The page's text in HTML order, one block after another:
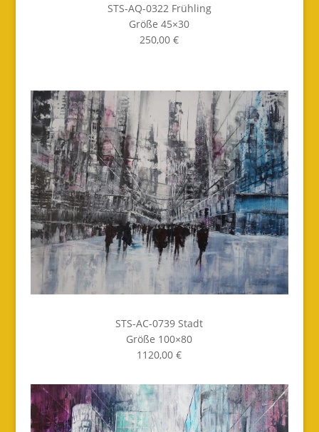
STS-AQ-0322 Frühling
Größe 45×30
250,00 €
STS-AC-0739 Stadt
Größe 100×80
1120,00 €